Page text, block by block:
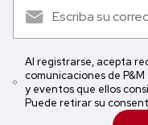
Al registrarse, acepta
comunicaciones de
y eventos que ellos
Puede retirar su